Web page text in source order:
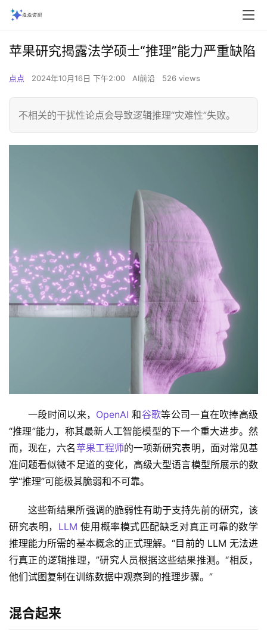
苹果研究揭露法学硕士“推理”能力严重缺陷
点点 2024年10月16日 下午2:00 AI前沿 526 views
不相关的干扰性论点会导致逻辑推理“灾难性”失败。
一段时间以来， OpenAI 和谷歌等公司一直在吹捧高级
“推理”能力，称其最新人工智能模型的下一个重大进步。然
而，现在，六名苹果工程师的一项新研究表明，面对常见基
准问题看似微不足道的变化，高级大型语言模型所展示的数
学“推理”可能极其脆弱和不可靠。
这些新结果所强调的脆弱性有助于支持先前的研究，该
研究表明， LLM 使用概率模式匹配缺乏对真正可靠的数学
推理能力所需的基本概念的正式理解。“目前的 LLM 无法进
行真正的逻辑推理，”研究人员根据这些结果推测。“相反，
他们试图复制在训练数据中观察到的推理步骤。”
混合起来